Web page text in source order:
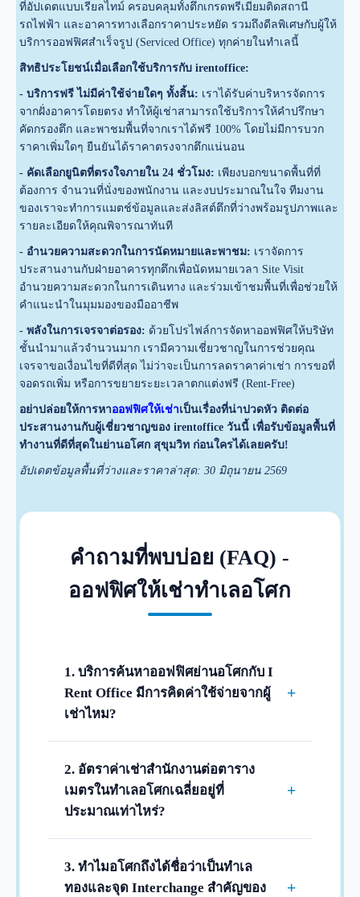
ที่อัปเดตแบบเรียลไทม์ ครอบคลุมทั้งตึกเกรดพรีเมียมติดสถานี
รถไฟฟ้า และอาคารทางเลือกราคาประหยัด รวมถึงดีลพิเศษกับผู้ให้
บริการออฟฟิศสำเร็จรูป (Serviced Office) ทุกค่ายในทำเลนี้
สิทธิประโยชน์เมื่อเลือกใช้บริการกับ irentoffice:
- บริการฟรี ไม่มีค่าใช้จ่ายใดๆ ทั้งสิ้น: เราได้รับค่าบริหารจัดการ
จากฝั่งอาคารโดยตรง ทำให้ผู้เช่าสามารถใช้บริการให้คำปรึกษา
คัดกรองตึก และพาชมพื้นที่จากเราได้ฟรี 100% โดยไม่มีการบวก
ราคาเพิ่มใดๆ ยืนยันได้ราคาตรงจากตึกแน่นอน
- คัดเลือกยูนิตที่ตรงใจภายใน 24 ชั่วโมง: เพียงบอกขนาดพื้นที่ที่
ต้องการ จำนวนที่นั่งของพนักงาน และงบประมาณในใจ ทีมงาน
ของเราจะทำการแมตช์ข้อมูลและส่งลิสต์ตึกที่ว่างพร้อมรูปภาพและ
รายละเอียดให้คุณพิจารณาทันที
- อำนวยความสะดวกในการนัดหมายและพาชม: เราจัดการ
ประสานงานกับฝ่ายอาคารทุกตึกเพื่อนัดหมายเวลา Site Visit
อำนวยความสะดวกในการเดินทาง และร่วมเข้าชมพื้นที่เพื่อช่วยให้
คำแนะนำในมุมมองของมืออาชีพ
- พลังในการเจรจาต่อรอง: ด้วยโปรไฟล์การจัดหาออฟฟิศให้บริษัท
ชั้นนำมาแล้วจำนวนมาก เรามีความเชี่ยวชาญในการช่วยคุณ
เจรจาขอเงื่อนไขที่ดีที่สุด ไม่ว่าจะเป็นการลดราคาค่าเช่า การขอที่
จอดรถเพิ่ม หรือการขยายระยะเวลาตกแต่งฟรี (Rent-Free)
อย่าปล่อยให้การหาออฟฟิศให้เช่าเป็นเรื่องที่น่าปวดหัว ติดต่อ
ประสานงานกับผู้เชี่ยวชาญของ irentoffice วันนี้ เพื่อรับข้อมูลพื้นที่
ทำงานที่ดีที่สุดในย่านอโศก สุขุมวิท ก่อนใครได้เลยครับ!
อัปเดตข้อมูลพื้นที่ว่างและราคาล่าสุด: 30 มิถุนายน 2569
คำถามที่พบบ่อย (FAQ) -
ออฟฟิศให้เช่าทำเลอโศก
1. บริการค้นหาออฟฟิศย่านอโศกกับ I
Rent Office มีการคิดค่าใช้จ่ายจากผู้
เช่าไหม?
+
จัดหา แนะนำ ส่งข้อมูลพื้นที่ว่างของอาคาร
สำนักงาน และพาเข้าชมสถานที่จริงในทำเล
อโศกและทุกทำเลในกรุงเทพฯ แก่ผู้เช่าฟรี
2. อัตราค่าเช่าสำนักงานต่อตาราง
เมตรในทำเลอโศกเฉลี่ยอยู่ที่
ประมาณเท่าไหร่?
+
ของตึกและระยะห่างจากสถานีรถไฟฟ้าครับ
โดยอาคารมาตรฐานทั่วไป (Grade B) ราคา
3. ทำไมอโศกถึงได้ชื่อว่าเป็นทำเล
ทองและจุด Interchange สำคัญของ
+